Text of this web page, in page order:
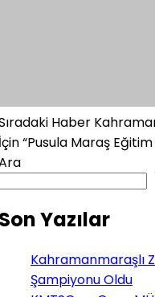
Haber
“Pusula Maraş
Yazılar
Kahramanmaraşlı
Şampiyonu Oldu